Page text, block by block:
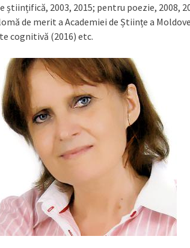
2003, 2015; pentru poezie, 2008,
de merit a Academiei de Științe a
cognitivă (2016) etc.